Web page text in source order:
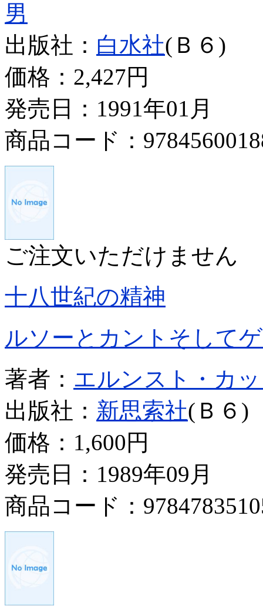
男
出版社： 白水社(Ｂ６)
価格： 2,427円
発売日：1991年01月
商品コード：
ご注文いただけません
十八世紀の精神
ルソーとカントそして
著者： エルンスト・カ
出版社： 新思索社(Ｂ６)
価格： 1,600円
発売日：1989年09月
商品コード：